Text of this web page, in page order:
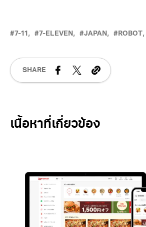
7-11 7-ELEVEN JAPAN ROBOT
SHARE
Related Posts